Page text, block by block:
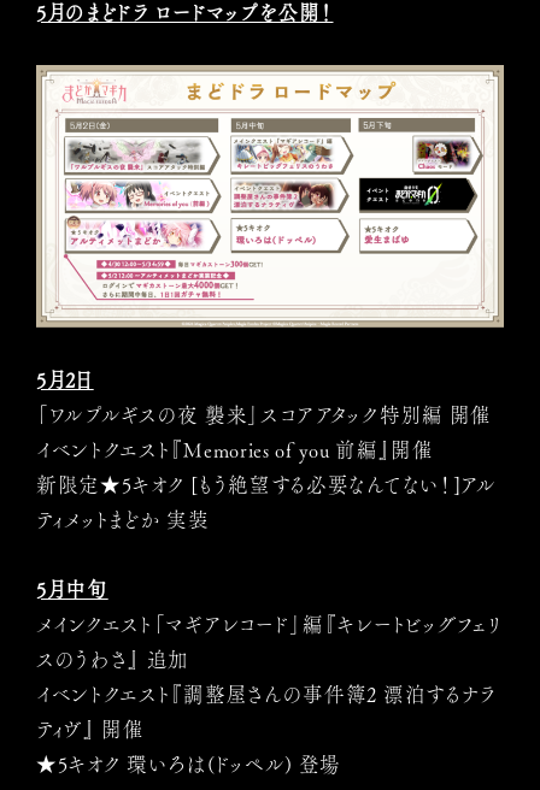
5月のまどドラ ロードマップを公開！
5月2日
「ワルプルギスの夜 襲来」スコアアタック特別編 開催
イベントクエスト『Memories of you 前編』開催
新限定★5キオク [もう絶望する必要なんてない！]アル
ティメットまどか 実装
5月中旬
メインクエスト「マギアレコード」編『キレートビッグフェリ
スのうわさ』 追加
イベントクエスト『調整屋さんの事件簿2 漂泊するナラ
ティヴ』 開催
★5キオク 環いろは(ドッペル) 登場